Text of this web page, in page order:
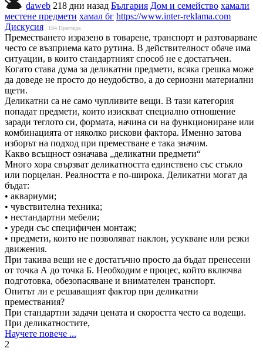
daweb 218 дни назад България Дом и семейство хамали
местене предмети хамал бг https://www.inter-reklama.com
Дискусия
184 Прегледа
Преместването изразено в товарене, транспорт и разтоварване
често се възприема като рутина. В действителност обаче има
ситуации, в които стандартният способ не е достатъчен.
Когато става дума за деликатни предмети, всяка грешка може
да доведе не просто до неудобство, а до сериозни материални
щети.
Деликатни са не само чупливите вещи. В тази категория
попадат предмети, които изискват специално отношение
заради теглото си, формата, начина си на функциониране или
комбинацията от няколко рискови фактора. Именно затова
изборът на подход при преместване е така значим.
Какво всъщност означава „деликатни предмети“
Много хора свързват деликатността единствено със стъкло
или порцелан. Реалността е по-широка. Деликатни могат да
бъдат:
• аквариуми;
• чувствителна техника;
• нестандартни мебели;
• уреди със специфичен монтаж;
• предмети, които не позволяват наклон, усукване или резки
движения.
При такива вещи не е достатъчно просто да бъдат пренесени
от точка А до точка Б. Необходим е процес, който включва
подготовка, обезопасяване и внимателен транспорт.
Опитът ли е решаващият фактор при деликатни
премествания?
При стандартни задачи цената и скоростта често са водещи.
При деликатностите,
Научете повече ...
2